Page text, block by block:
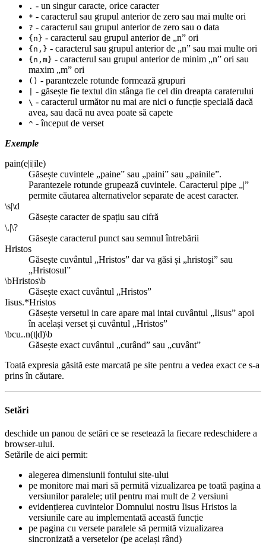
. - un singur caracte, orice caracter
* - caracterul sau grupul anterior de zero sau mai multe ori
? - caracterul sau grupul anterior de zero sau o data
{n} - caracterul sau grupul anterior de „n” ori
{n,} - caracterul sau grupul anterior de „n” sau mai multe ori
{n,m} - caracterul sau grupul anterior de minim „n” ori sau
maxim „m” ori
() - parantezele rotunde formează grupuri
- găsește fie textul din stânga fie cel din dreapta caraterului
\ - caracterul următor nu mai are nici o funcție specială dacă
avea, sau dacă nu avea poate să capete
^ - început de verset
Exemple
pain(e|i|ile)
Găsește cuvintele „paine” sau „paini” sau „painile”.
Parantezele rotunde grupează cuvintele. Caracterul pipe „|”
permite căutarea alternativelor separate de acest caracter.
\s|\d
Găsește caracter de spațiu sau cifră
\.|\?
Găsește caracterul punct sau semnul întrebării
Hristos
Găsește cuvântul „Hristos” dar va găsi și „hristoşi” sau
„Hristosul”
\bHristos\b
Găsește exact cuvântul „Hristos”
Iisus.*Hristos
Găsește versetul in care apare mai intai cuvântul „Iisus” apoi
în același verset și cuvântul „Hristos”
\bcu..n(t|d)\b
Găsește exact cuvântul „curând” sau „cuvânt”
Toată expresia găsită este marcată pe site pentru a vedea exact ce s-a
prins în căutare.
Setări
deschide un panou de setări ce se resetează la fiecare redeschidere a
browser-ului.
Setările de aici permit:
alegerea dimensiunii fontului site-ului
pe monitore mai mari să permită vizualizarea pe toată pagina a
versiunilor paralele; util pentru mai mult de 2 versiuni
evidențierea cuvintelor Domnului nostru Iisus Hristos la
versiunile care au implementată această funcție
pe pagina cu versete paralele să permită vizualizarea
sincronizată a versetelor (pe același rând)